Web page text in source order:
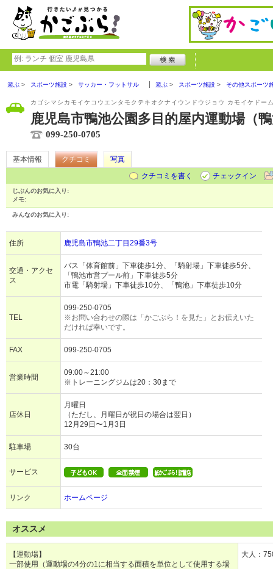
遊ぶ スポーツ施設 サッカー・フットサル 遊ぶ スポーツ施設 その他スポーツ
カゴシマシカモイケコウエンタモクテキオクナイウンドウジョウ カモイケドー
鹿児島市鴨池公園多目的屋内運動場（
099-250-0705
基本情報 クチコミ
写真
クチコミを書く
チェックイン
じぶんのお気に入り:
メモ:
みんなのお気に入り:
住所 鹿児島市鴨池二丁目29番3号
交通・アクセ
ス
バス「体育館前」下車徒歩1分、「騎射場」下車徒歩5分、
「鴨池市営プール前」下車徒歩5分
市電「騎射場」下車徒歩10分、「鴨池」下車徒歩10分
TEL
099-250-0705
※お問い合わせの際は「かごぶら！を見た」とお伝えいた
だければ幸いです。
FAX 099-250-0705
営業時間
09:00～21:00
※トレーニングジムは20：30まで
店休日
月曜日
（ただし、月曜日が祝日の場合は翌日）
12月29日〜1月3日
駐車場 30台
サービス
リンク ホームページ
オススメ
【運動場】
一部使用（運動場の4分の1に相当する面積を単位として使用する場
大人：